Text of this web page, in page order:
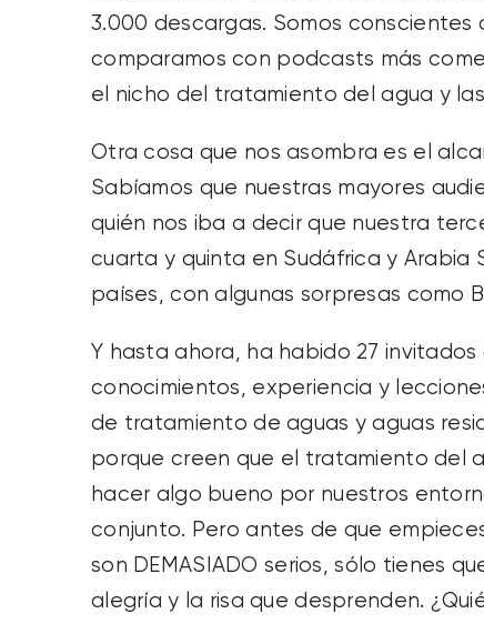
3.000 descargas. Somos conscientes
comparamos con podcasts más
el nicho del tratamiento del agua y
Otra cosa que nos asombra es el
Sabíamos que nuestras mayores
quién nos iba a decir que nuestra
cuarta y quinta en Sudáfrica y Arabia
países, con algunas sorpresas como
Y hasta ahora, ha habido 27
conocimientos, experiencia y
de tratamiento de aguas y aguas
porque creen que el tratamiento del
hacer algo bueno por nuestros
conjunto. Pero antes de que
son DEMASIADO serios, sólo tienes
alegría y la risa que desprenden.